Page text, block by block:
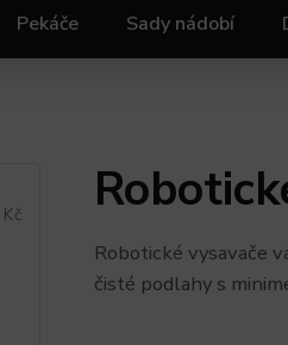
Pekáče Sady nádobí
Kč
Robotické vysavače
čisté podlahy s